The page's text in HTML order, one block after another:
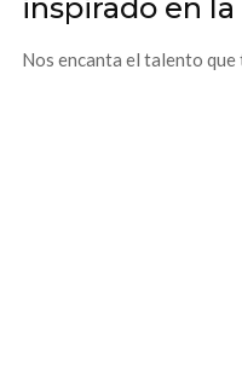
inspirado en
Nos encanta el talento